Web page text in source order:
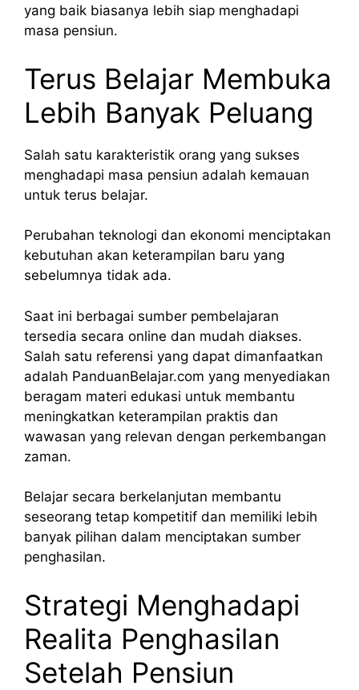
yang baik biasanya lebih siap menghadapi
masa pensiun.
Terus Belajar Membuka
Lebih Banyak Peluang
Salah satu karakteristik orang yang sukses
menghadapi masa pensiun adalah kemauan
untuk terus belajar.
Perubahan teknologi dan ekonomi menciptakan
kebutuhan akan keterampilan baru yang
sebelumnya tidak ada.
Saat ini berbagai sumber pembelajaran
tersedia secara online dan mudah diakses.
Salah satu referensi yang dapat dimanfaatkan
adalah PanduanBelajar.com yang menyediakan
beragam materi edukasi untuk membantu
meningkatkan keterampilan praktis dan
wawasan yang relevan dengan perkembangan
zaman.
Belajar secara berkelanjutan membantu
seseorang tetap kompetitif dan memiliki lebih
banyak pilihan dalam menciptakan sumber
penghasilan.
Strategi Menghadapi
Realita Penghasilan
Setelah Pensiun